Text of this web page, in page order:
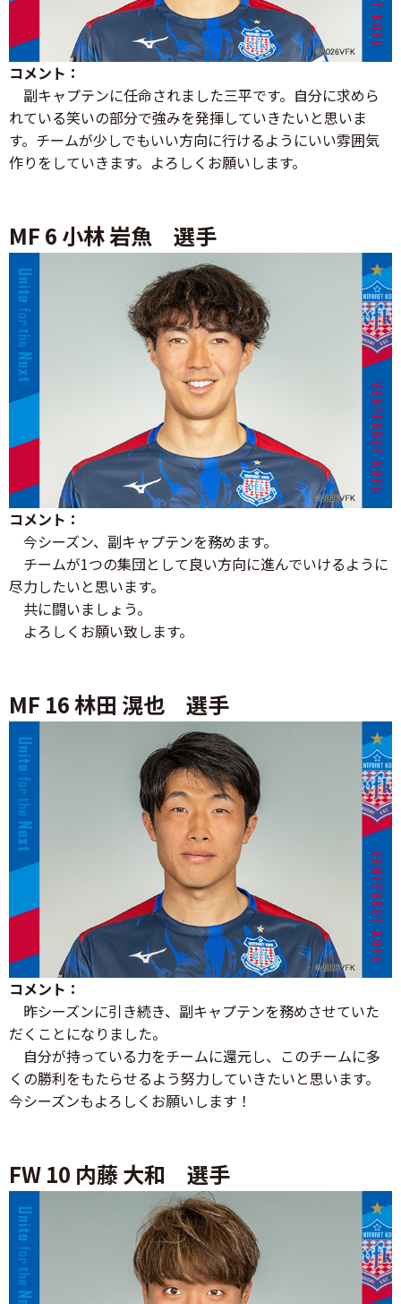
コメント：
副キャプテンに任命されました三平です。自分に求めら
れている笑いの部分で強みを発揮していきたいと思いま
す。チームが少しでもいい方向に行けるようにいい雰囲気
作りをしていきます。よろしくお願いします。
MF 6 小林 岩魚 選手
コメント：
今シーズン、副キャプテンを務めます。
チームが1つの集団として良い方向に進んでいけるように
尽力したいと思います。
共に闘いましょう。
よろしくお願い致します。
MF 16 林田 滉也 選手
コメント：
昨シーズンに引き続き、副キャプテンを務めさせていた
だくことになりました。
自分が持っている力をチームに還元し、このチームに多
くの勝利をもたらせるよう努力していきたいと思います。
今シーズンもよろしくお願いします！
FW 10 内藤 大和 選手